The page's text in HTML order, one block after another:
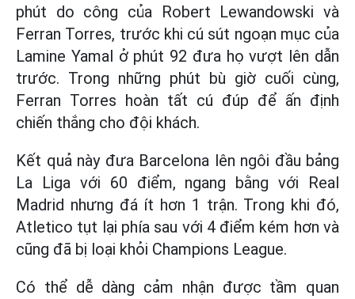
phút do công của Robert Lewandowski và
Ferran Torres, trước khi cú sút ngoạn mục của
Lamine Yamal ở phút 92 đưa họ vượt lên dẫn
trước. Trong những phút bù giờ cuối cùng,
Ferran Torres hoàn tất cú đúp để ấn định
chiến thắng cho đội khách.
Kết quả này đưa Barcelona lên ngôi đầu bảng
La Liga với 60 điểm, ngang bằng với Real
Madrid nhưng đá ít hơn 1 trận. Trong khi đó,
Atletico tụt lại phía sau với 4 điểm kém hơn và
cũng đã bị loại khỏi Champions League.
Có thể dễ dàng cảm nhận được tầm quan